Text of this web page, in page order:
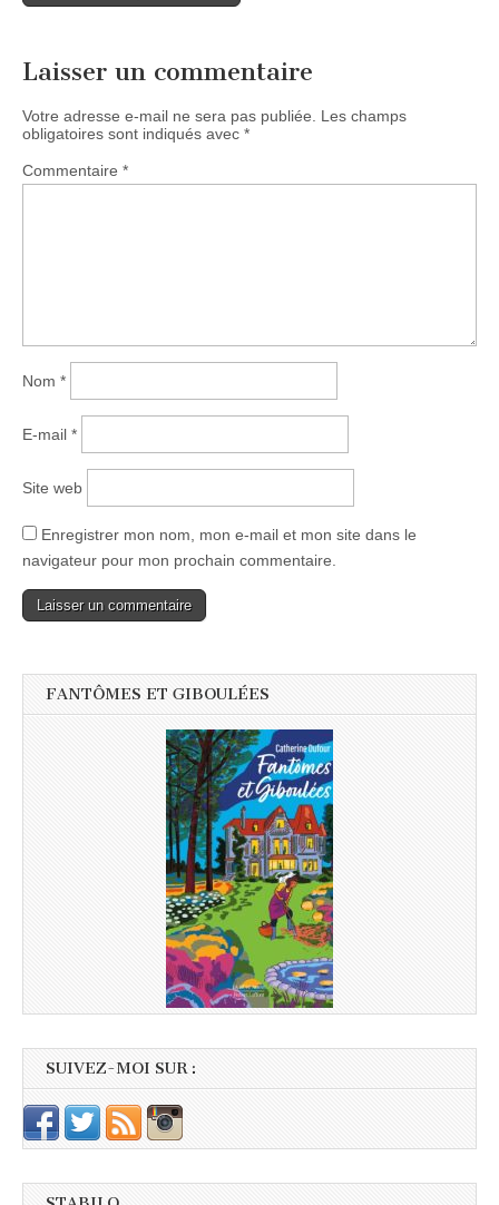
Laisser un commentaire
Votre adresse e-mail ne sera pas publiée.
Les champs
obligatoires sont indiqués avec *
Commentaire *
Nom *
E-mail *
Site web
Enregistrer mon nom, mon e-mail et mon site dans le
navigateur pour mon prochain commentaire.
FANTÔMES ET GIBOULÉES
SUIVEZ-MOI SUR :